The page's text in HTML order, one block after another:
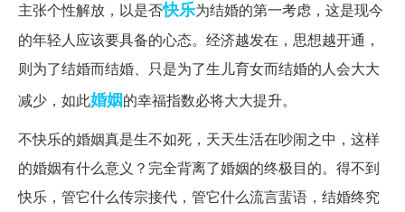
主张个性解放，以是否快乐为结婚的第一考虑，这是现今
的年轻人应该要具备的心态。经济越发在，思想越开通，
则为了结婚而结婚、只是为了生儿育女而结婚的人会大大
减少，如此婚姻的幸福指数必将大大提升。
不快乐的婚姻真是生不如死，天天生活在吵闹之中，这样
的婚姻有什么意义？完全背离了婚姻的终极目的。得不到
快乐，管它什么传宗接代，管它什么流言蜚语，结婚终究